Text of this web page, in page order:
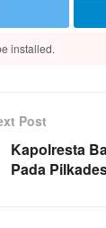
installed.
Post
Kapolresta
Pada